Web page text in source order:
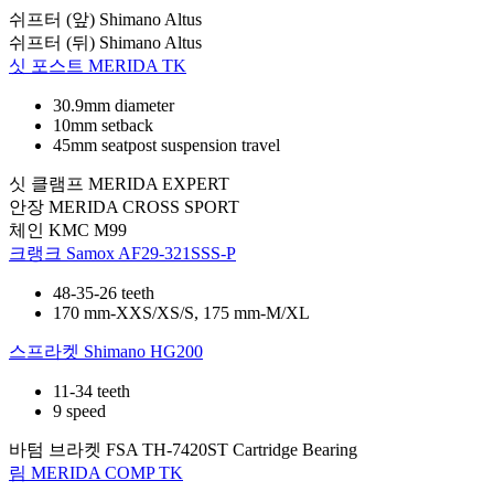
쉬프터 (앞) Shimano Altus
쉬프터 (뒤) Shimano Altus
싯 포스트 MERIDA TK
30.9mm diameter
10mm setback
45mm seatpost suspension travel
싯 클램프 MERIDA EXPERT
안장 MERIDA CROSS SPORT
체인 KMC M99
크랭크 Samox AF29-321SSS-P
48-35-26 teeth
170 mm-XXS/XS/S, 175 mm-M/XL
스프라켓 Shimano HG200
11-34 teeth
9 speed
바텀 브라켓 FSA TH-7420ST Cartridge Bearing
림 MERIDA COMP TK